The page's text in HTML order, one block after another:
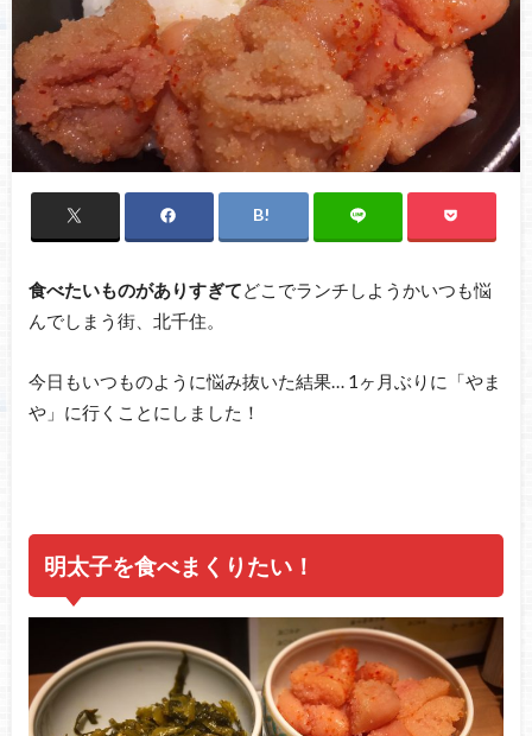
食べたいものがありすぎてどこでランチしようかいつも悩
んでしまう街、北千住。
今日もいつものように悩み抜いた結果… 1ヶ月ぶりに「やま
や」に行くことにしました！
明太子を食べまくりたい！